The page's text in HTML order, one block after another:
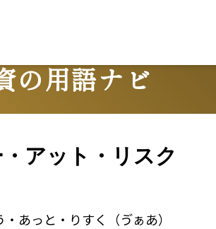
の用語ナビ
アット・リスク
・あっと・りすく（ゔぁあ）